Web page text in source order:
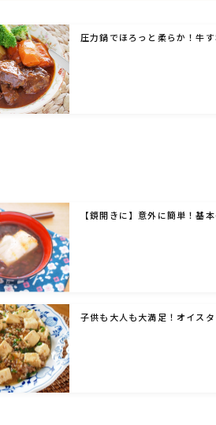
圧力鍋でほろっと柔らか！牛
【鏡開きに】意外に簡単！基
子供も大人も大満足！オイス